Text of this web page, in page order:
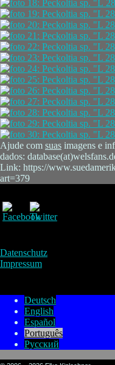
Ajude com suas imagens e
dados:
Link: https://
art=379
Datenschutz
Impressum
Deutsch
English
Español
Português
Русский